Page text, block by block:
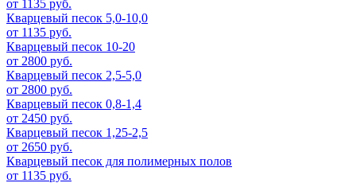
от 1135 руб.
Кварцевый песок 5,0-10,0
от 1135 руб.
Кварцевый песок 10-20
от 2800 руб.
Кварцевый песок 2,5-5,0
от 2800 руб.
Кварцевый песок 0,8-1,4
от 2450 руб.
Кварцевый песок 1,25-2,5
от 2650 руб.
Кварцевый песок для полимерных полов
от 1135 руб.